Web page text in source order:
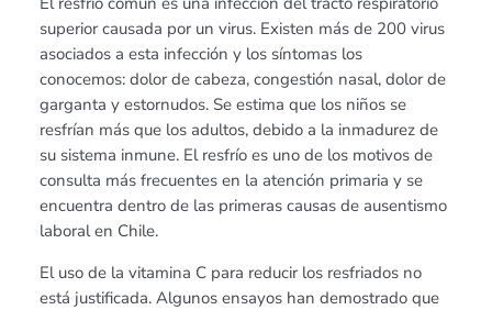
superior causada por un virus. Existen más de 200 virus
asociados a esta infección y los síntomas los
conocemos: dolor de cabeza, congestión nasal, dolor de
garganta y estornudos. Se estima que los niños se
resfrían más que los adultos, debido a la inmadurez de
su sistema inmune. El resfrío es uno de los motivos de
consulta más frecuentes en la atención primaria y se
encuentra dentro de las primeras causas de ausentismo
laboral en Chile.
El uso de la vitamina C para reducir los resfriados no
está justificada. Algunos ensayos han demostrado que